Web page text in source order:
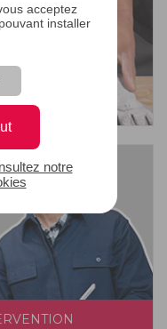
acceptez
installer
notre